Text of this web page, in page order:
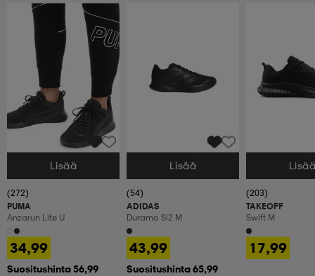
Valitse Koko
Lisää
(272)
PUMA
Anzarun Lite U
34,99
Suositushinta 56,99
Valitse Koko
Lisää
(54)
ADIDAS
Duramo Sl2 M
43,99
Suositushinta 65,99
Valitse Koko
(203)
TAKEOFF
Swift M
17,99